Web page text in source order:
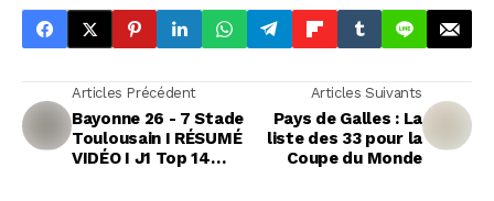
Articles Précédent
Bayonne 26 - 7 Stade
Toulousain I RÉSUMÉ
VIDÉO I J1 Top 14
Articles Suivants
Pays de Galles : La
liste des 33 pour la
Coupe du Monde